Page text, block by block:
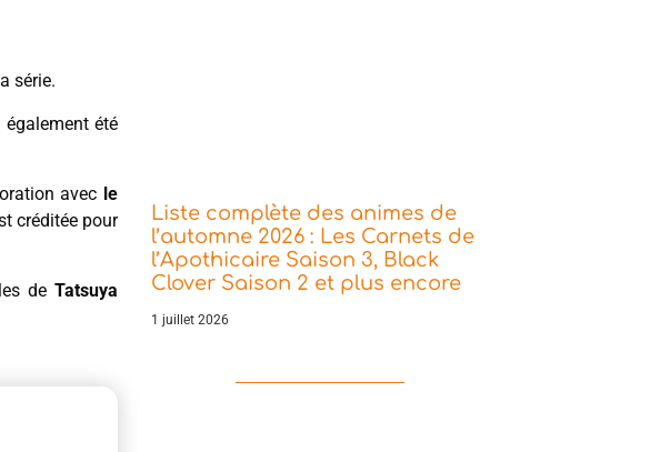
série.
été
avec le
créditée pour
de Tatsuya
Liste complète des animes de
l’automne 2026 : Les Carnets de
l’Apothicaire Saison 3, Black
Clover Saison 2 et plus encore
1 juillet 2026